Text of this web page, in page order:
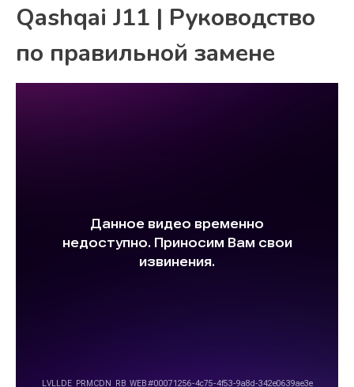
Qashqai J11 | Руководство
по правильной замене